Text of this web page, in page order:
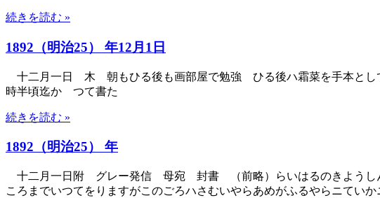
続きを読む »
1892（明治25） 年12月1日
十二月一日 木 朝もひる後も画部屋で勉強 ひる後ハ霜菜を手本と
時半頃迄かゝつて書た
続きを読む »
1892（明治25） 年
十二月一日附 グレー発信 母宛 封書 （前略）らいはるのきようしん
ころまでいつてをりますがこのごろハさむいやらあめがふるやらニてい